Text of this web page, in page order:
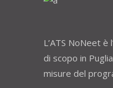
L’ATS NoNeet
di scopo in
misure del